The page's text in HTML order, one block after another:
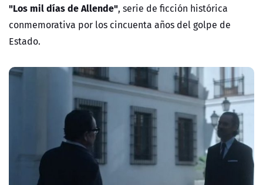
"Los mil días de Allende", serie de ficción histórica
conmemorativa por los cincuenta años del golpe de
Estado.